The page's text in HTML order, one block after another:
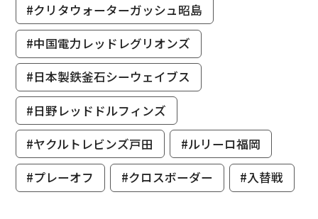
#クリタウォーターガッシュ昭島
#中国電力レッドレグリオンズ
#日本製鉄釜石シーウェイブス
#日野レッドドルフィンズ
#ヤクルトレビンズ戸田
#ルリーロ福岡
#プレーオフ
#クロスボーダー #入替戦